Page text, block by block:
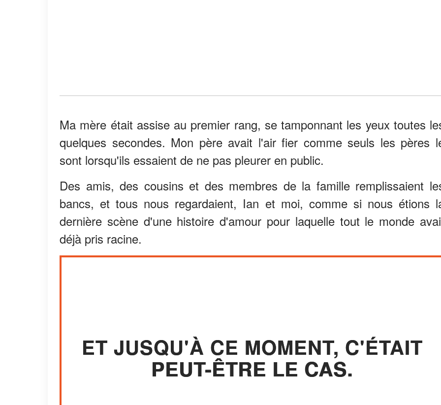
Ma mère était assise au premier rang, se tamponnant les yeux toutes
quelques secondes. Mon père avait l'air fier comme seuls les pères
sont lorsqu'ils essaient de ne pas pleurer en public.
Des amis, des cousins et des membres de la famille remplissaient
bancs, et tous nous regardaient, Ian et moi, comme si nous étions
dernière scène d'une histoire d'amour pour laquelle tout le monde
déjà pris racine.
ET JUSQU'À CE MOMENT, C'ÉTAIT
PEUT-ÊTRE LE CAS.